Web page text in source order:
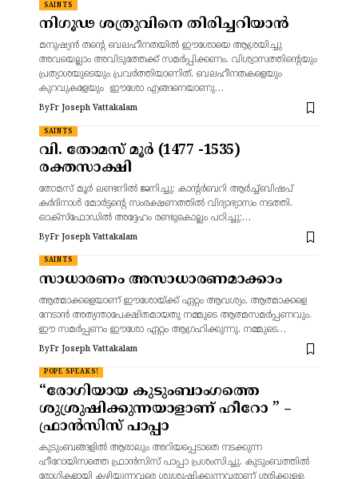
SAINTS
നിഗൂഢ ശത്രുവിനെ തിരിച്ചറിയാൻ
മനുഷ്യൻ തന്റെ ബലഹീനതയിൽ ഈശോയെ ആശ്രയിച്ചു
അവയെല്ലാം അവിടുത്തേക്ക്‌ സമർപ്പിക്കണം. വിശ്വാസത്തിന്റെയും
പ്രത്യാശയുടെയും പ്രവർത്തിയാണിത്. ബലഹീനതകളെയും
കുറവുകളേയും ഈശോ എങ്ങനെയാണു…
ByFr Joseph Vattakalam
SAINTS
വി. തോമസ് മൂർ (1477 -1535)
രക്തസാക്ഷി
തോമസ് മൂർ ലണ്ടനിൽ ജനിച്ചു; കാന്റർബറി ആർച്ച്ബിഷപ്
കർദിനാൾ മോർട്ടന്റെ സംരക്ഷണത്തിൽ വിദ്യാഭ്യാസം നടത്തി.
ഓക്‌സ്‌ഫോഡിൽ അദ്ദേഹം രണ്ടുകൊല്ലം പഠിച്ചു;…
ByFr Joseph Vattakalam
SAINTS
സാധാരണം അസാധാരണമാക്കാം
ആത്മാക്കളെയാണ് ഈശോയ്ക്ക് ഏറ്റം ആവശ്യം. ആത്മാക്കളെ
നേടാൻ അത്യന്താപേക്ഷിതമായതു നമ്മുടെ ആത്മസമർപ്പണവും.
ഈ സമർപ്പണം ഈശോ ഏറ്റം ആഗ്രഹിക്കുന്നു. നമ്മുടെ…
ByFr Joseph Vattakalam
POPE SPEAKS!
“രോഗിയായ കുടുംബാംഗത്തെ
ശുശ്രുഷിക്കുന്നയാളാണ് ഹീറോ ” –
ഫ്രാൻസിസ് പാപ്പാ
കുടുംബങ്ങളിൽ ആരാലും അറിയപ്പെടാതെ നടക്കുന്ന
ഹീറോയിസത്തെ ഫ്രാൻസിസ് പാപ്പാ പ്രശംസിച്ചു. കുടുംബത്തിൽ